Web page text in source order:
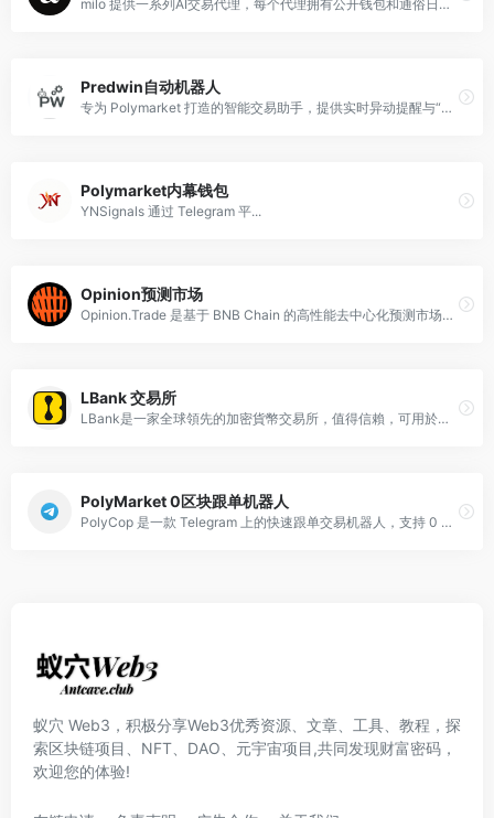
milo 提供一系列AI交易代理，每个代理拥有公开钱包和通俗日记。用户可挑选代理、注入资金，实现Solana链上7x24小时自动交易，完全自托管，无最低限额。
Predwin自动机器人
专为 Polymarket 打造的智能交易助手，提供实时异动提醒与“聪明钱”跟单功能, 自动交易套利工具。
Polymarket内幕钱包
YNSignals 通过 Telegram 平...
Opinion预测市场
Opinion.Trade 是基于 BNB Chain 的高性能去中心化预测市场，允许用户直接对宏观经济、加密动态及全球实时事件进行观点交易。
LBank 交易所
LBank是一家全球領先的加密貨幣交易所，值得信賴，可用於買賣比特幣、以太坊、MEME等加密貨幣。我們提供安全可靠的現貨和期貨交易服務，並收取最低的費用。
PolyMarket 0区块跟单机器人
PolyCop 是一款 Telegram 上的快速跟单交易机器人，支持 0 区块延迟复制交易、限价单复制和 AFK 自动交易，专为 PolyMarket 用户打造。
蚁穴 Web3，积极分享Web3优秀资源、文章、工具、教程，探
索区块链项目、NFT、DAO、元宇宙项目,共同发现财富密码，
欢迎您的体验!